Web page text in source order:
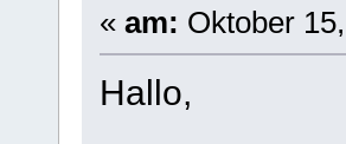
« am: Oktober
Hallo,